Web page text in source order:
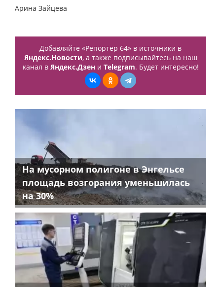
Арина Зайцева
Добавляйте «Репортер 64» в источники в
Яндекс.Новости, а также подписывайтесь на наш
канал в Яндекс.Дзени Telegram. Будет интересно!
На мусорном полигоне в Энгельсе
площадь возгорания уменьшилась
на 30%